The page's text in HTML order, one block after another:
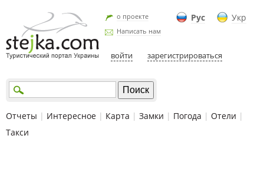
Рус Укр
о проекте
Написать нам
войти зарегистрироваться
Отчеты | Интересное | Карта | Замки | Погода | Отели |
Такси